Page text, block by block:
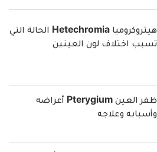
هيتروكروميا Hetechromia الحالة التي
تسبب اختلاف لون العينين
ظفر العين Pterygium أعراضه
وأسبابه وعلاجه